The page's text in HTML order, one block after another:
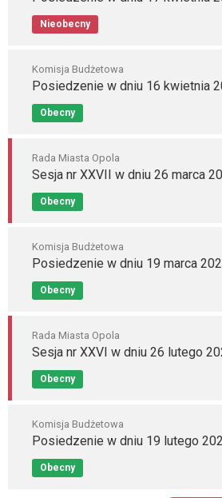
Nieobecny
Komisja Budżetowa
Posiedzenie w dniu 16 kwietnia
Obecny
Rada Miasta Opola
Sesja nr XXVII w dniu 26 marca
Obecny
Komisja Budżetowa
Posiedzenie w dniu 19 marca
Obecny
Rada Miasta Opola
Sesja nr XXVI w dniu 26 lutego
Obecny
Komisja Budżetowa
Posiedzenie w dniu 19 lutego
Obecny